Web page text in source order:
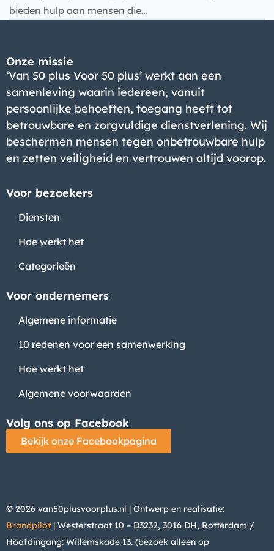
Bedrijf
bieden hulp aan mensen die…
Onze missie
‘Van 50 plus Voor 50 plus’ werkt aan een
samenleving waarin iedereen, vanuit
persoonlijke behoeften, toegang heeft tot
betrouwbare en zorgvuldige dienstverlening. Wij
beschermen mensen tegen onbetrouwbare hulp
en zetten veiligheid en vertrouwen altijd voorop.
Voor bezoekers
Diensten
Hoe werkt het
Categorieën
Voor ondernemers
Algemene informatie
10 redenen voor een samenwerking
Hoe werkt het
Algemene voorwaarden
Volg ons op Facebook
Bekijk onze Facebookpagina
© 2026 van50plusvoorplus.nl | Ontwerp en realisatie:
Brandpilot | Westerstraat 10 – D3232, 3016 DH, Rotterdam /
Hoofdingang: Willemskade 13. (bezoek alleen op